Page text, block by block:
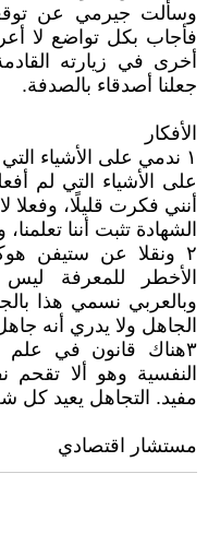
وسألت جيرمي عن
فأجاب بكل تواضع لا
أخرى في زيارته
جعلنا أصدقاء بالصدفة.
الأفكار
١ ندمي على الأشياء
على الأشياء التي لم
أنني فكرت قليلًا، وفعلا
الشهادة تثبت أننا تعلمنا،
٢ ونقلا عن ستيفن
الأخطر للمعرفة
وبالعربي نسمي هذا
الجاهل ولا يدري أنه
٣هناك قانون في علم
النفسية وهو ألا
مفيد. التجاهل يعيد
مستشار اقتصادي